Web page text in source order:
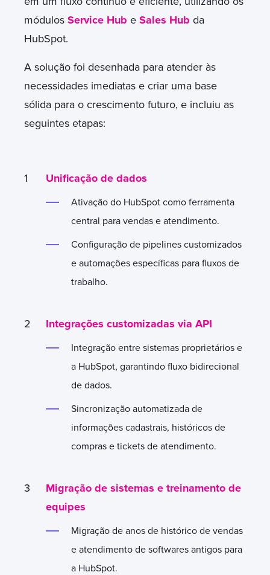
módulos Service Hub e Sales Hub da
HubSpot.
A solução foi desenhada para atender às
necessidades imediatas e criar uma base
sólida para o crescimento futuro, e incluiu as
seguintes etapas:
Unificação de dados
Ativação do HubSpot como ferramenta
central para vendas e atendimento.
Configuração de pipelines customizados
e automações específicas para fluxos de
trabalho.
Integrações customizadas via API
Integração entre sistemas proprietários e
a HubSpot, garantindo fluxo bidirecional
de dados.
Sincronização automatizada de
informações cadastrais, históricos de
compras e tickets de atendimento.
Migração de sistemas e treinamento de
equipes
Migração de anos de histórico de vendas
e atendimento de softwares antigos para
a HubSpot.